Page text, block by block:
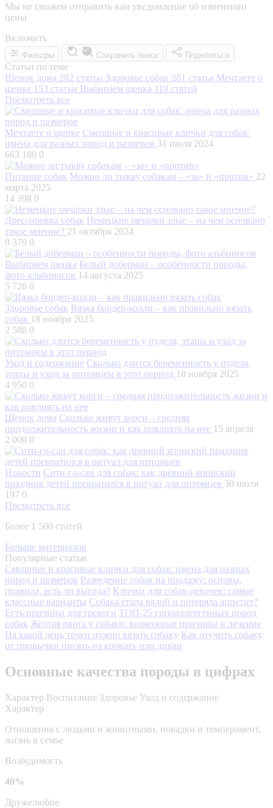
Мы не сможем отправить вам уведомление об изменении
цены
Включить
Фильтры Сохранить поиск Поделиться
Статьи по теме
Щенок дома 282 статьи Здоровье собак 281 статья Мечтаете о
щенке 153 статьи Выбираем щенка 119 статей
Посмотреть все
Мечтаете о щенке Смешные и красивые клички для собак:
имена для разных пород и размеров 31 июля 2024
663 180 0
Питание собак Можно ли тыкву собакам – «за» и «против» 22
марта 2025
14 398 0
Дрессировка собак Немецкие овчарки злые – на чем основано
такое мнение? 21 октября 2024
9 379 0
Выбираем щенка Белый доберман – особенности породы,
фото альбиносов 14 августа 2025
5 726 0
Здоровье собак Вязка бордер-колли – как правильно вязать
собак 18 ноября 2025
2 588 0
Уход и содержание Сколько длится беременность у пуделя,
этапы и уход за питомцем в этот период 18 ноября 2025
4 950 0
Щенок дома Сколько живут корги – средняя
продолжительность жизни и как повлиять на нее 15 апреля
2 000 0
Новости Сити-го-сан для собак: как древний японский
праздник детей превратился в ритуал для питомцев 30 июля
197 0
Посмотреть все
Более 1 500 статей
Больше материалов
Популярные статьи
Смешные и красивые клички для собак: имена для разных
пород и размеров Разведение собак на продажу: основы,
правила, есть ли выгода? Клички для собак-девочек: самые
классные варианты Собака стала вялой и потеряла аппетит?
Есть причины для тревоги ТОП-25 гипоаллергенных пород
собак Желтая рвота у собаки: возможные причины и лечение
На какой день течки нужно вязать собаку Как отучить собаку
от привычки писать на кровать или диван
Основные качества породы в цифрах
Характер Воспитание Здоровье Уход и содержание
Характер
Отношения с людьми и животными, повадки и темперамент,
жизнь в семье
Возбудимость
40%
Дружелюбие